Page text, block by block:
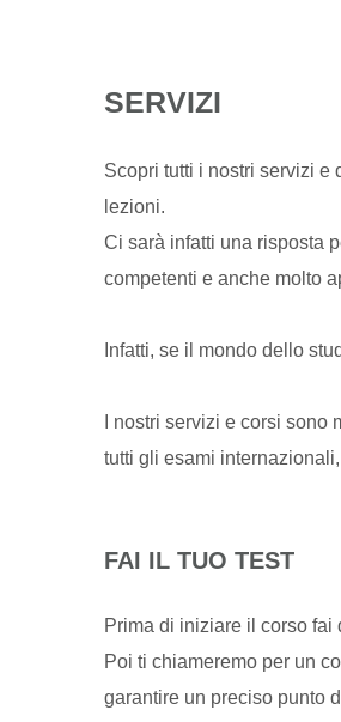
SERVIZI
Scopri tutti i nostri servizi e
lezioni.
Ci sarà infatti una risposta
competenti e anche molto
Infatti, se il mondo dello
I nostri servizi e corsi
tutti gli esami
FAI IL TUO TEST
Prima di iniziare il corso fai
Poi ti chiameremo per un
garantire un preciso punto